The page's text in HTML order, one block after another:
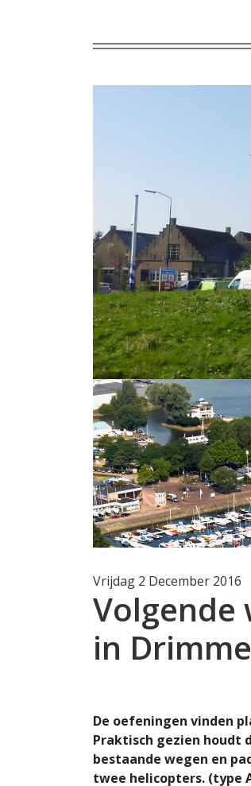
Vrijdag 2 December 2016
Volgende
in
De oefeningen vinden
Praktisch gezien houdt
bestaande wegen en
twee helicopters. (type